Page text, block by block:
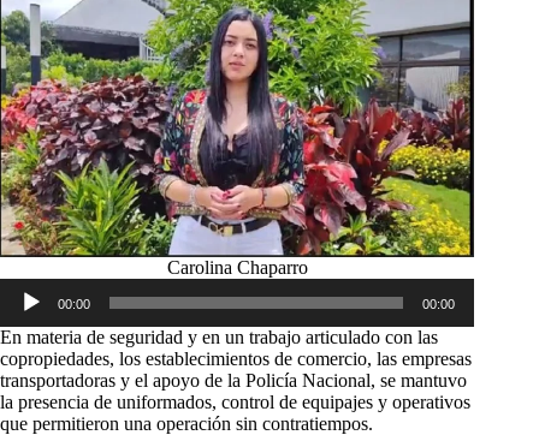
Carolina Chaparro
Reproductor
audio
00:00 00:00
En materia de seguridad y en un trabajo articulado con las
copropiedades, los establecimientos de comercio, las empresas
transportadoras y el apoyo de la Policía Nacional, se mantuvo
la presencia de uniformados, control de equipajes y operativos
que permitieron una operación sin contratiempos.